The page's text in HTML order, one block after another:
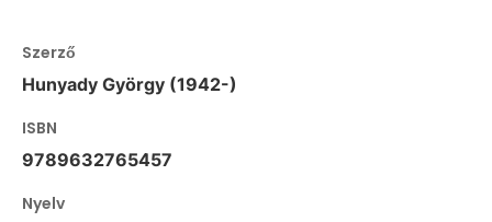
Szerző
Hunyady György (1942-)
ISBN
9789632765457
Nyelv